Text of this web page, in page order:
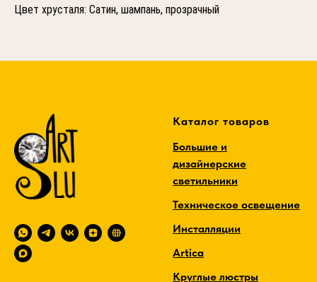
Цвет хрусталя: Сатин, шампань, прозрачный
Каталог товаров
Большие и
дизайнерские
светильники
Техническое освещение
Инсталляции
Artica
Круглые люстры